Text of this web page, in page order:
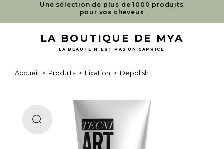
Une sélection de plus de 1000 produits
pour vos cheveux
LA BOUTIQUE DE MYA
LA BEAUTÉ N'EST PAS UN CAPRICE
Accueil > Produits > Fixation > Depolish